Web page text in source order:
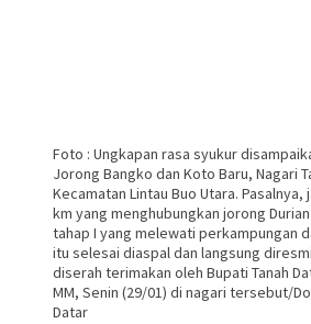
Foto : Ungkapan rasa syukur
Jorong Bangko dan Koto Baru, Nagari
Kecamatan Lintau Buo Utara. Pasalnya,
km yang menghubungkan jorong
tahap I yang melewati perkampungan
itu selesai diaspal dan langsung
diserah terimakan oleh Bupati Tanah
MM, Senin (29/01) di nagari tersebut/
Datar